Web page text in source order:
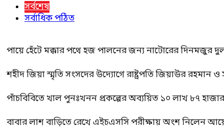
সর্বশেষ
সর্বাধিক পঠিত
পায়ে হেঁটে মক্কার পথে হজ পালনের জন্য নাটোরের দিনমজুর
শহীদ জিয়া স্মৃতি সংসদের উদ্যোগে রাষ্ট্রপতি জিয়াউর রহমান
পাঁচবিবিতে খাল পুনঃখনন প্রকল্পের অব্যয়িত ১০ লাখ ৮৭
বাবার লাশ বাড়িতে রেখে এইচএসসি পরীক্ষায় অংশ নিলেন